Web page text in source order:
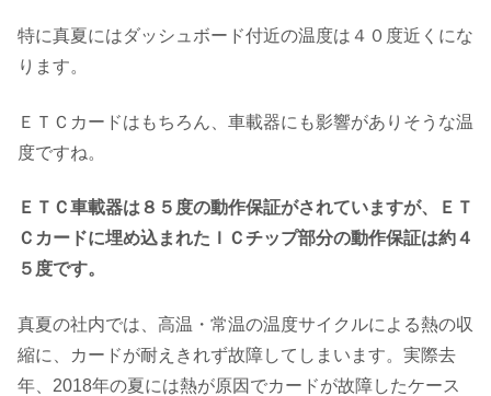
特に真夏にはダッシュボード付近の温度は４０度近くにな
ります。
ＥＴＣカードはもちろん、車載器にも影響がありそうな温
度ですね。
ＥＴＣ車載器は８５度の動作保証がされていますが、ＥＴ
Ｃカードに埋め込まれたＩＣチップ部分の動作保証は約４
５度です。
真夏の社内では、高温・常温の温度サイクルによる熱の収
縮に、カードが耐えきれず故障してしまいます。実際去
年、2018年の夏には熱が原因でカードが故障したケース